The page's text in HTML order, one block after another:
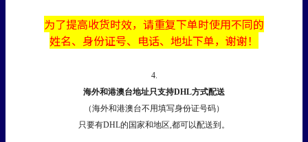
为了提高收货时效， 请重复下单时使用不同的
姓名、身份证号、电话、地址下单，谢谢！
4.
海外和港澳台地址只支持DHL方式配送
（海外和港澳台不用填写身份证号码）
只要有DHL的国家和地区,都可以配送到。